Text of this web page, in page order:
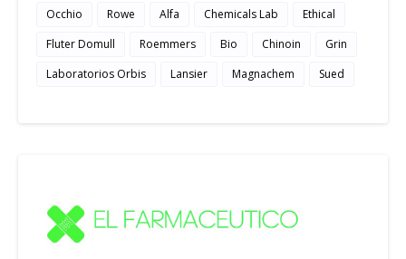
Occhio
Rowe Alfa Chemicals Lab
Ethical
Fluter Domull
Roemmers Bio Chinoin
Grin
Laboratorios Orbis
Lansier Magnachem Sued